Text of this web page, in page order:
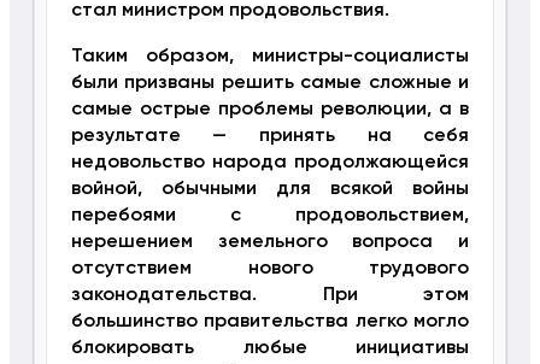
стал министром продовольствия.
Таким образом, министры-социалисты
были призваны решить самые сложные и
самые острые проблемы революции, а в
результате — принять на себя
недовольство народа продолжающейся
войной, обычными для всякой войны
перебоями с продовольствием,
нерешением земельного вопроса и
отсутствием нового трудового
законодательства. При этом
большинство правительства легко могло
блокировать любые инициативы